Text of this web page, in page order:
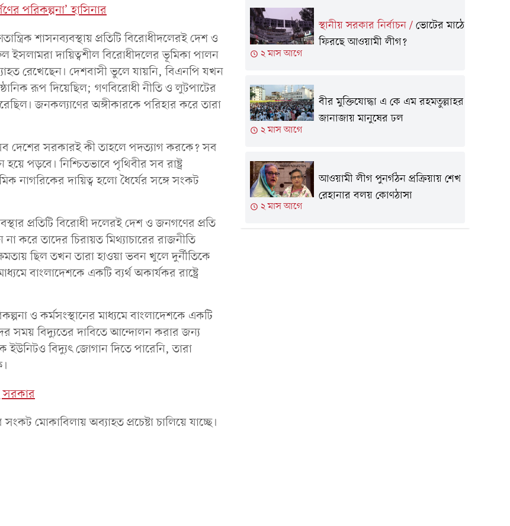
পরিকল্পনা’ হাসিনার
শাসনব্যবস্থায় প্রতিটি বিরোধীদলেরই দেশ ও
ইসলামরা দায়িত্বশীল বিরোধীদলের ভূমিকা পালন
রেখেছেন। দেশবাসী ভুলে যায়নি, বিএনপি যখন
রূপ দিয়েছিল; গণবিরোধী নীতি ও লুটপাটের
জনকল্যাণের অঙ্গীকারকে পরিহার করে তারা
সব দেশের সরকারই কী তাহলে পদত্যাগ করকে? সব
পড়বে। নিশ্চিতভাবে পৃথিবীর সব রাষ্ট্র
নাগরিকের দায়িত্ব হলো ধৈর্যের সঙ্গে সংকট
প্রতিটি বিরোধী দলেরই দেশ ও জনগণের প্রতি
করে তাদের চিরায়ত মিথ্যাচারের রাজনীতি
ছিল তখন তারা হাওয়া ভবন খুলে দুর্নীতিকে
বাংলাদেশকে একটি ব্যর্থ অকার্যকর রাষ্ট্রে
ও কর্মসংস্থানের মাধ্যমে বাংলাদেশকে একটি
সময় বিদ্যুতের দাবিতে আন্দোলন করার জন্য
বিদ্যুৎ জোগান দিতে পারেনি, তারা
সরকার
মোকাবিলায় অব্যাহত প্রচেষ্টা চালিয়ে যাচ্ছে।
২ মাস আগে
স্থানীয় সরকার নির্বাচন/ ভোটের মাঠে
ফিরছে আওয়ামী লীগ?
২ মাস আগে
বীর মুক্তিযোদ্ধা এ কে এম রহমতুল্লাহর
জানাজায় মানুষের ঢল
২ মাস আগে
আওয়ামী লীগ পুনর্গঠন প্রক্রিয়ায় শেখ
রেহানার বলয় কোণঠাসা